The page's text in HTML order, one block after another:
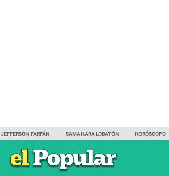
JEFFERSON FARFÁN SAMAHARA LOBATÓN HORÓSCOPO